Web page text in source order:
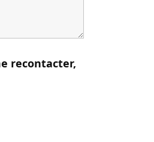
recontacter,